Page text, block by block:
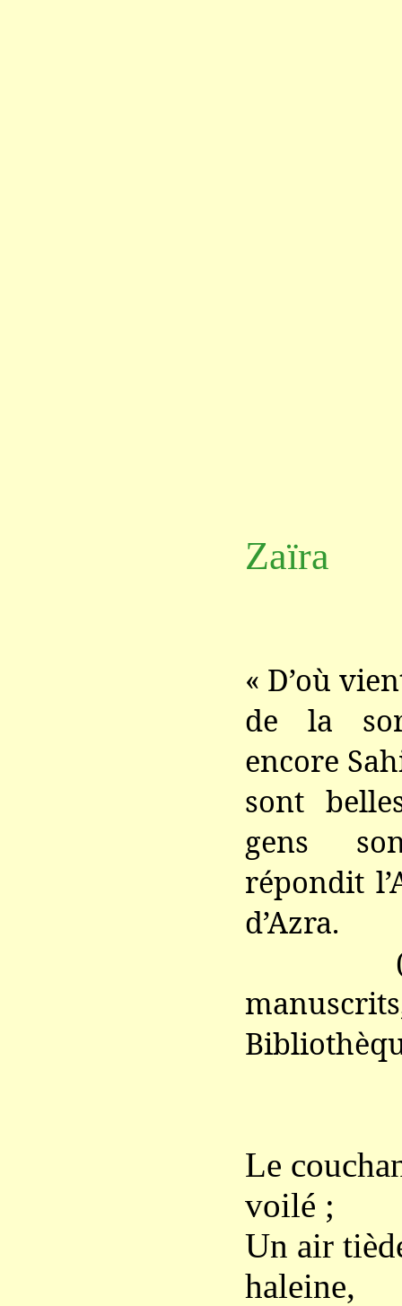
Zaïra
« D’où
de la
encore
sont
gens
répondit
d’Azra.
(Ebn-
Le
voilé ;
Un air
haleine,